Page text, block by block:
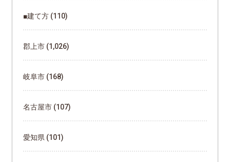
■建て方 (110)
郡上市 (1,026)
岐阜市 (168)
名古屋市 (107)
愛知県 (101)